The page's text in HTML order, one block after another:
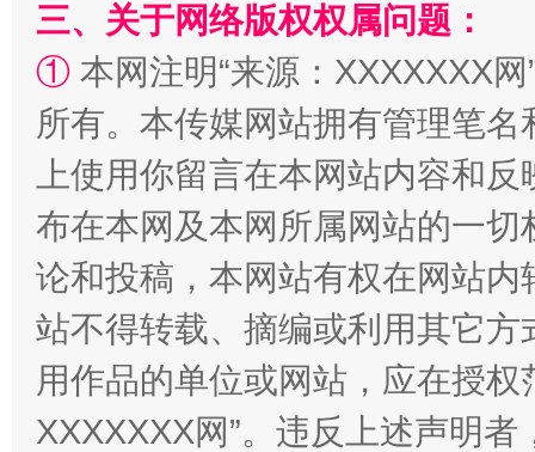
阿坝州三大球赛在茂县开幕 规模
三、关于网络版权权属问题：
① 本网注明“来源：XXXXXXX
所有。本传媒网站拥有管理笔
上使用你留言在本网站内容和
布在本网及本网所属网站的一
论和投稿，本网站有权在网站
站不得转载、摘编或利用其它
用作品的单位或网站，应在授
XXXXXXX网”。违反上述声明